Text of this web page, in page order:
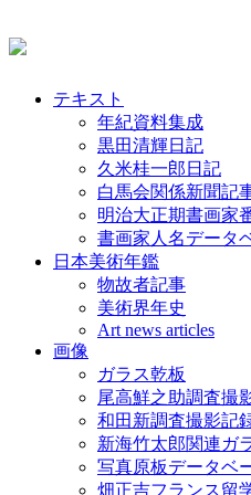
テキスト
年紀資料集成
黒田清輝日記
久米桂一郎日記
白馬会関係新聞記
明治大正期書画家
書画家人名データ
日本美術年鑑
物故者記事
美術界年史
Art news articles
画像
ガラス乾板
尾高鮮之助調査撮
和田新調査撮影記
新海竹太郎関連ガ
写真原板データベ
畑正吉フランス留